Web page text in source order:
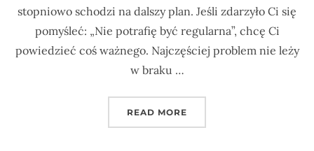
stopniowo schodzi na dalszy plan. Jeśli zdarzyło Ci się
pomyśleć: „Nie potrafię być regularna”, chcę Ci
powiedzieć coś ważnego. Najczęściej problem nie leży
w braku …
READ MORE